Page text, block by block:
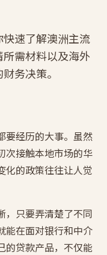
速了解澳洲主流
需材料以及海外
务决策。
要经历的大事。虽然
次接触本地市场的华
化的政策往往让人觉
，只要弄清楚了不同
能在面对银行和中介
的贷款产品，不仅能